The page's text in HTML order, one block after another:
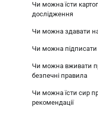
Чи можна їсти
дослідження
Чи можна здавати
Чи можна підписати
Чи можна вживати
безпечні правила
Чи можна їсти сир
рекомендації